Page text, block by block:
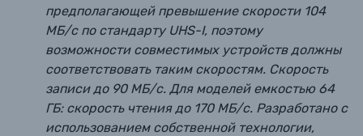
предполагающей превышение скорости 104
МБ/с по стандарту UHS-I, поэтому
возможности совместимых устройств должны
соответствовать таким скоростям. Скорость
записи до 90 МБ/с. Для моделей емкостью 64
ГБ: скорость чтения до 170 МБ/с. Разработано с
использованием собственной технологии,